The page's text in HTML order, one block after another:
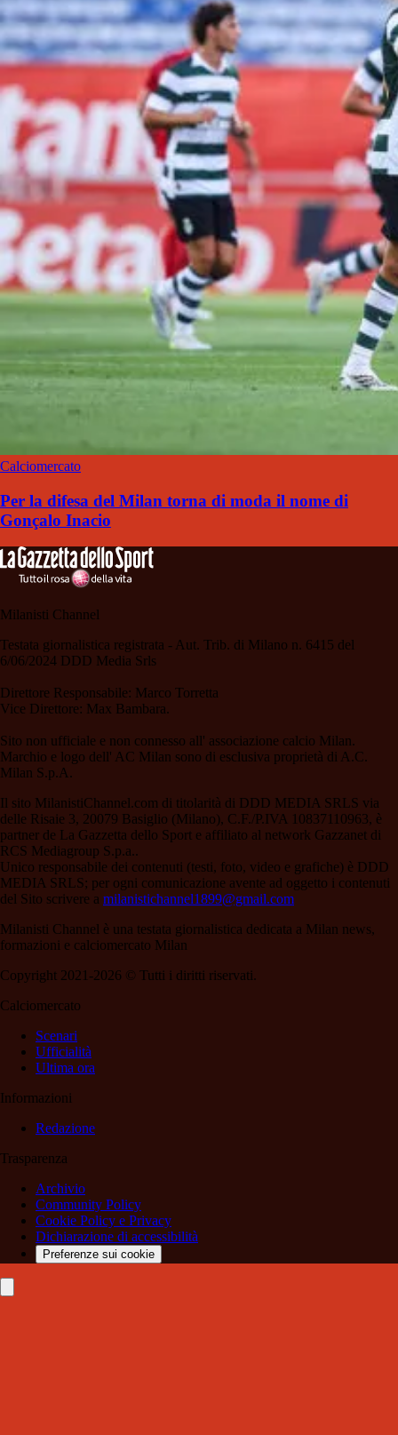
Calciomercato
Per la difesa del Milan torna di moda il nome di
Gonçalo Inacio
Milanisti Channel
Testata giornalistica registrata - Aut. Trib. di Milano n. 6415 del
6/06/2024 DDD Media Srls
Direttore Responsabile: Marco Torretta
Vice Direttore: Max Bambara.
Sito non ufficiale e non connesso all' associazione calcio Milan.
Marchio e logo dell' AC Milan sono di esclusiva proprietà di A.C.
Milan S.p.A.
Il sito MilanistiChannel.com di titolarità di DDD MEDIA SRLS via
delle Risaie 3, 20079 Basiglio (Milano), C.F./P.IVA 10837110963, è
partner de La Gazzetta dello Sport e affiliato al network Gazzanet di
RCS Mediagroup S.p.a..
Unico responsabile dei contenuti (testi, foto, video e grafiche) è DDD
MEDIA SRLS; per ogni comunicazione avente ad oggetto i contenuti
del Sito scrivere a milanistichannel1899@gmail.com
Milanisti Channel è una testata giornalistica dedicata a Milan news,
formazioni e calciomercato Milan
Copyright 2021-2026 © Tutti i diritti riservati.
Calciomercato
Scenari
Ufficialità
Ultima ora
Informazioni
Redazione
Trasparenza
Archivio
Community Policy
Cookie Policy e Privacy
Dichiarazione di accessibilità
Preferenze sui cookie